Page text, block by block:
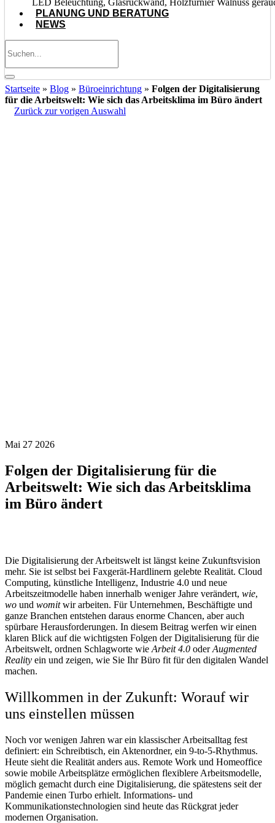
PLANUNG UND BERATUNG
NEWS
Startseite » Blog » Büroeinrichtung » Folgen der Digitalisierung
für die Arbeitswelt: Wie sich das Arbeitsklima im Büro ändert
Zurück zur vorigen Auswahl
Mai 27 2026
Folgen der Digitalisierung für die
Arbeitswelt: Wie sich das Arbeitsklima
im Büro ändert
Die Digitalisierung der Arbeitswelt ist längst keine Zukunftsvision
mehr. Sie ist selbst bei Faxgerät-Hardlinern gelebte Realität. Cloud
Computing, künstliche Intelligenz, Industrie 4.0 und neue
Arbeitszeitmodelle haben innerhalb weniger Jahre verändert, wie,
wo und womitwir arbeiten. Für Unternehmen, Beschäftigte und
ganze Branchen entstehen daraus enorme Chancen, aber auch
spürbare Herausforderungen. In diesem Beitrag werfen wir einen
klaren Blick auf die wichtigsten Folgen der Digitalisierung für die
Arbeitswelt, ordnen Schlagworte wie Arbeit 4.0 oderAugmented
Reality ein und zeigen, wie Sie Ihr Büro fit für den digitalen Wandel
machen.
Willkommen in der Zukunft: Worauf wir
uns einstellen müssen
Noch vor wenigen Jahren war ein klassischer Arbeitsalltag fest
definiert: ein Schreibtisch, ein Aktenordner, ein 9-to-5-Rhythmus.
Heute sieht die Realität anders aus. Remote Work und Homeoffice
sowie mobile Arbeitsplätze ermöglichen flexiblere Arbeitsmodelle,
möglich gemacht durch eine Digitalisierung, die spätestens seit der
Pandemie einen Turbo erhielt. Informations- und
Kommunikationstechnologien sind heute das Rückgrat jeder
modernen Organisation.